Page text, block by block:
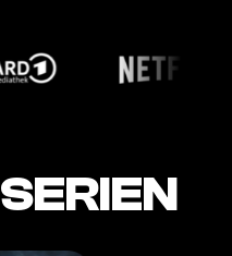
SERIEN